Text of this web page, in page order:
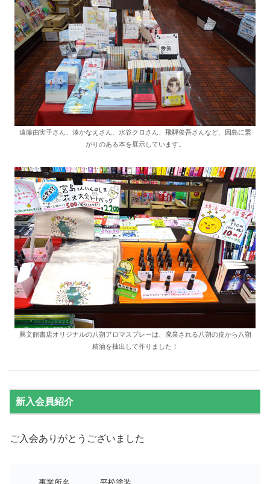
遠藤由実子さん、湊かなえさん、水谷クロさん、飛騨俊吾さんなど、因島に繋
がりのある本を展示しています。
興文館書店オリジナルの八朔アロマスプレーは、廃棄される八朔の皮から八朔
精油を抽出して作りました！
新入会員紹介
ご入会ありがとうございました